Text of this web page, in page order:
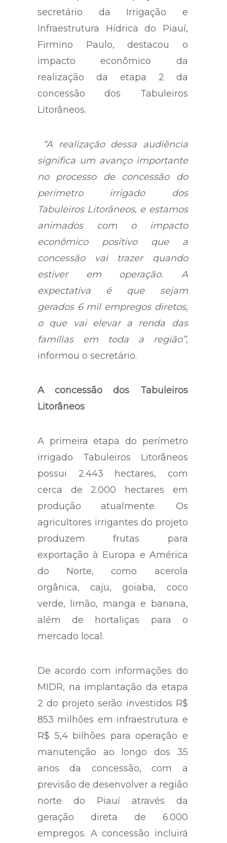
secretário da Irrigação e
Infraestrutura Hídrica do Piauí,
Firmino Paulo, destacou o
impacto econômico da
realização da etapa 2 da
concessão dos Tabuleiros
Litorâneos.
“A realização dessa audiência
significa um avanço importante
no processo de concessão do
perímetro irrigado dos
Tabuleiros Litorâneos, e estamos
animados com o impacto
econômico positivo que a
concessão vai trazer quando
estiver em operação. A
expectativa é que sejam
gerados 6 mil empregos diretos,
o que vai elevar a renda das
famílias em toda a região”,
informou o secretário.
A concessão dos Tabuleiros
Litorâneos
A primeira etapa do perímetro
irrigado Tabuleiros Litorâneos
possui 2.443 hectares, com
cerca de 2.000 hectares em
produção atualmente. Os
agricultores irrigantes do projeto
produzem frutas para
exportação à Europa e América
do Norte, como acerola
orgânica, caju, goiaba, coco
verde, limão, manga e banana,
além de hortaliças para o
mercado local.
De acordo com informações do
MIDR, na implantação da etapa
2 do projeto serão investidos R$
853 milhões em infraestrutura e
R$ 5,4 bilhões para operação e
manutenção ao longo dos 35
anos da concessão, com a
previsão de desenvolver a região
norte do Piauí através da
geração direta de 6.000
empregos. A concessão incluirá